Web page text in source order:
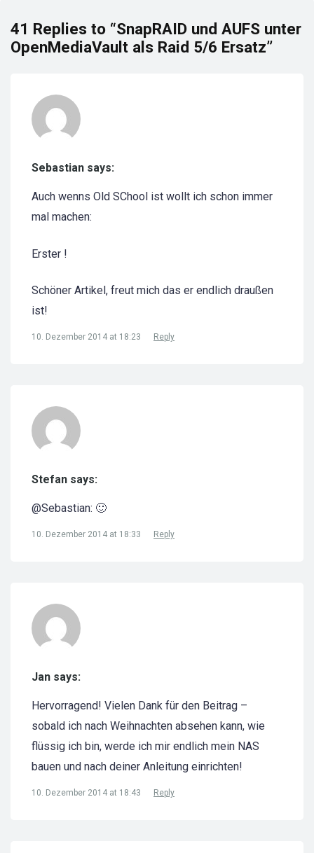
41 Replies to “SnapRAID und AUFS unter
OpenMediaVault als Raid 5/6 Ersatz”
Sebastian says:
Auch wenns Old SChool ist wollt ich schon immer
mal machen:
Erster !
Schöner Artikel, freut mich das er endlich draußen
ist!
10. Dezember 2014 at 18:23 Reply
Stefan says:
@Sebastian: 🙂
10. Dezember 2014 at 18:33 Reply
Jan says:
Hervorragend! Vielen Dank für den Beitrag –
sobald ich nach Weihnachten absehen kann, wie
flüssig ich bin, werde ich mir endlich mein NAS
bauen und nach deiner Anleitung einrichten!
10. Dezember 2014 at 18:43 Reply